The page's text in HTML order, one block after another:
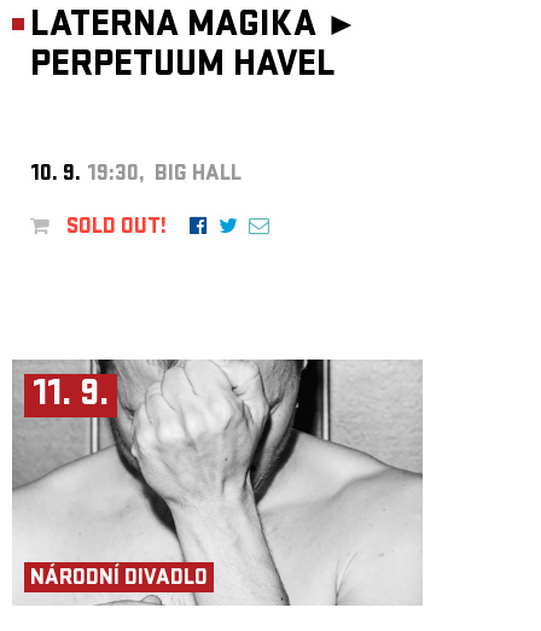
LATERNA MAGIKA ►
PERPETUUM HAVEL
10. 9. 19:30, BIG HALL
SOLD OUT!
11. 9.
NÁRODNÍ DIVADLO